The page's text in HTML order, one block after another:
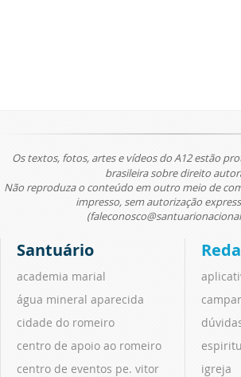
Os textos, fotos, artes e vídeos do A12 estão
brasileira sobre direito
Não reproduza o conteúdo em outro meio de
impresso, sem autorização
Santuário
academia marial
água mineral aparecida
cidade do romeiro
centro de apoio ao romeiro
centro de eventos pe. vitor
igreja